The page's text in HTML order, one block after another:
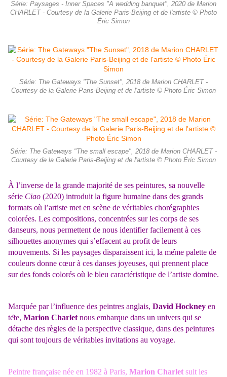
Série: Paysages - Inner Spaces "A wedding banquet", 2020 de Marion
CHARLET - Courtesy de la Galerie Paris-Beijing et de l'artiste © Photo
Éric Simon
Série: The Gateways "The Sunset", 2018 de Marion CHARLET -
Courtesy de la Galerie Paris-Beijing et de l'artiste © Photo Éric Simon
Série: The Gateways "The small escape", 2018 de Marion CHARLET -
Courtesy de la Galerie Paris-Beijing et de l'artiste © Photo Éric Simon
À l’inverse de la grande majorité de ses peintures, sa nouvelle
série Ciao (2020) introduit la figure humaine dans des grands
formats où l’artiste met en scène de véritables chorégraphies
colorées. Les compositions, concentrées sur les corps de ses
danseurs, nous permettent de nous identifier facilement à ces
silhouettes anonymes qui s’effacent au profit de leurs
mouvements. Si les paysages disparaissent ici, la meme palette de
couleurs donne cœur à ces danses joyeuses, qui prennent place
sur des fonds colorés où le bleu caractéristique de l’artiste domine.
Marquée par l’influence des peintres anglais, David Hockney en
tete, Marion Charlet nous embarque dans un univers qui se
détache des règles de la perspective classique, dans des peintures
qui sont toujours de véritables invitations au voyage.
Peintre française née en 1982 à Paris, Marion Charlet suit les